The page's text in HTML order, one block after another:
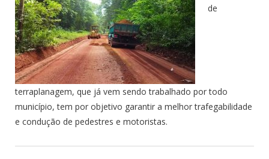
de
terraplanagem, que já vem sendo trabalhado por todo
município, tem por objetivo garantir a melhor trafegabilidade
e condução de pedestres e motoristas.